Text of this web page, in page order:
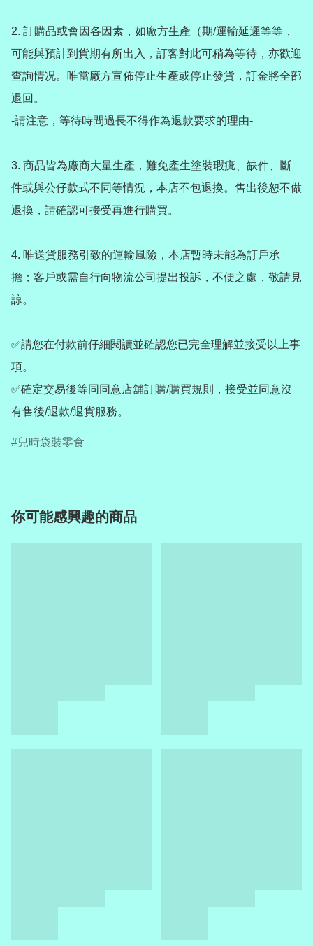
2️. 訂購品或會因各因素，如廠方生產（期/運輸延遲等等，
可能與預計到貨期有所出入，訂客對此可稍為等待，亦歡迎
查詢情况。唯當廠方宣佈停止生產或停止發貨，訂金將全部
退回。
-請注意，等待時間過長不得作為退款要求的理由-
3️. 商品皆為廠商大量生產，難免產生塗裝瑕疵、缺件、斷
件或與公仔款式不同等情況，本店不包退換。售出後恕不做
退換，請確認可接受再進行購買。
4️. 唯送貨服務引致的運輸風險，本店暫時未能為訂戶承
擔；客戶或需自行向物流公司提出投訴，不便之處，敬請見
諒。
✅請您在付款前仔細閱讀並確認您已完全理解並接受以上事
項。
✅確定交易後等同同意店舖訂購/購買規則，接受並同意沒
有售後/退款/退貨服務。
兒時袋裝零食
你可能感興趣的商品